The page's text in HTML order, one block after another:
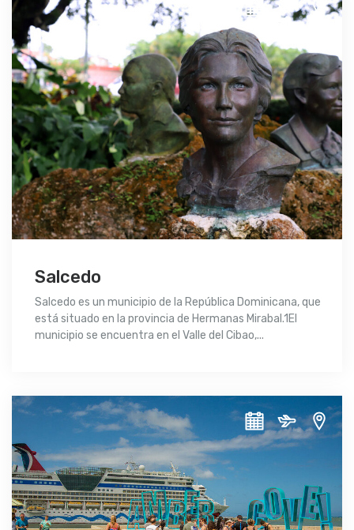
Salcedo
Salcedo es un municipio de la República Dominicana, que
está situado en la provincia de Hermanas Mirabal.1​El
municipio se encuentra en el Valle del Cibao,...